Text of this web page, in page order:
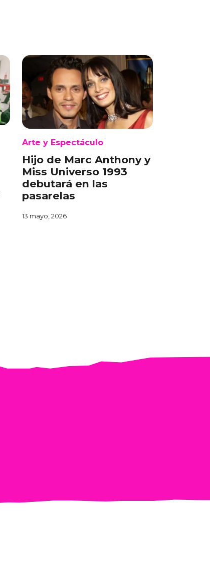
Arte y Espectáculo
Hijo de Marc Anthony y
Miss Universo 1993
debutará en las
pasarelas
13 mayo, 2026